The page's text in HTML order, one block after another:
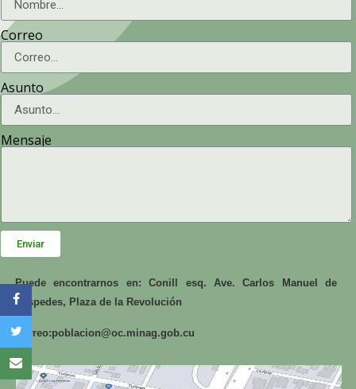
Correo
Asunto
Mensaje
Enviar
Puede encontrarnos en: Conill esq. Ave. Carlos Manuel de
Céspedes, Plaza de la Revolución
Correo:poblacion@oc.minag.gob.cu